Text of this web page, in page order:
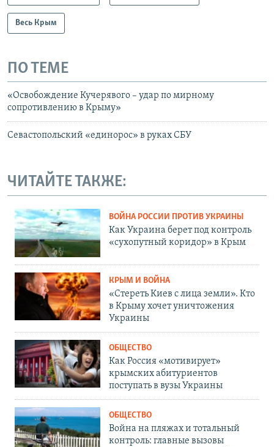
Весь Крым
ПО ТЕМЕ
«Освобождение Кучерявого – удар по мирному
сопротивлению в Крыму»
Севастопольский «единорос» в руках СБУ
ЧИТАЙТЕ ТАКЖЕ:
ВОЙНА РОССИИ ПРОТИВ УКРАИНЫ
Как Украина берет под контроль
«сухопутный коридор» в Крым
КРЫМ И ВОЙНА
«Стереть Киев с лица земли». Кто
в Крыму хочет уничтожения
Украины
ОБЩЕСТВО
Как Россия «мотивирует»
крымских абитуриентов
поступать в вузы Украины
ОБЩЕСТВО
Война на пляжах и тотальный
контроль: главные вызовы